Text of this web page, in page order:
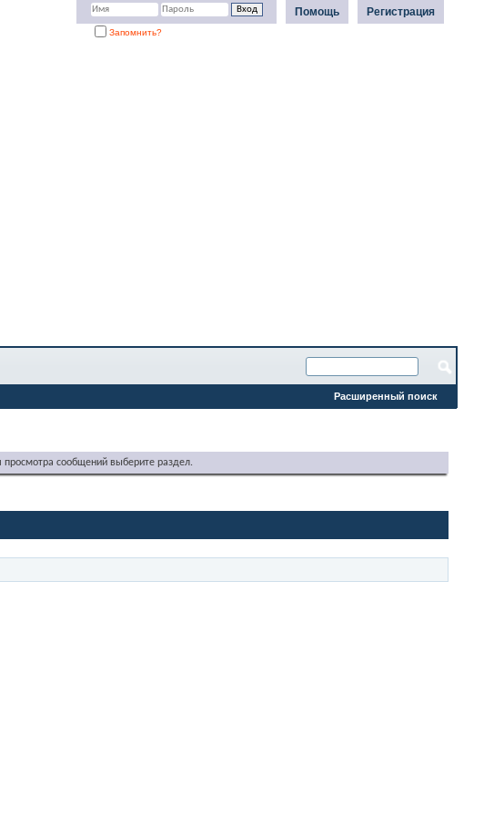
Регистрация
Помощь
Запомнить?
Расширенный поиск
просмотра сообщений выберите раздел.